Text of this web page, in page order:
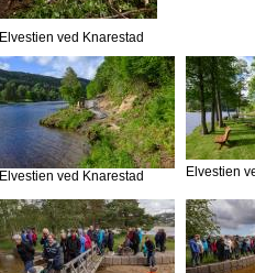
Elvestien ved Knarestad
Elvestien ved Knarestad Elvestien